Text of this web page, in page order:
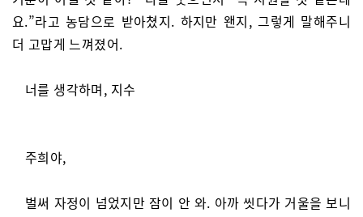
요.”라고 농담으로 받아쳤지. 하지만 왠지, 그렇게 말해주니
더 고맙게 느껴졌어.
너를 생각하며, 지수
주희야,
벌써 자정이 넘었지만 잠이 안 와. 아까 씻다가 거울을 보니